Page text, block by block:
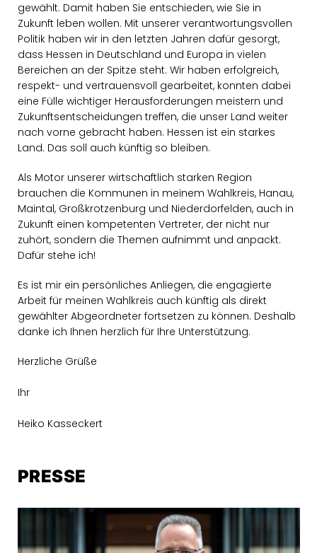
gewählt. Damit haben Sie entschieden, wie Sie in
Zukunft leben wollen. Mit unserer verantwortungsvollen
Politik haben wir in den letzten Jahren dafür gesorgt,
dass Hessen in Deutschland und Europa in vielen
Bereichen an der Spitze steht. Wir haben erfolgreich,
respekt- und vertrauensvoll gearbeitet, konnten dabei
eine Fülle wichtiger Herausforderungen meistern und
Zukunftsentscheidungen treffen, die unser Land weiter
nach vorne gebracht haben. Hessen ist ein starkes
Land. Das soll auch künftig so bleiben.
Als Motor unserer wirtschaftlich starken Region
brauchen die Kommunen in meinem Wahlkreis, Hanau,
Maintal, Großkrotzenburg und Niederdorfelden, auch in
Zukunft einen kompetenten Vertreter, der nicht nur
zuhört, sondern die Themen aufnimmt und anpackt.
Dafür stehe ich!
Es ist mir ein persönliches Anliegen, die engagierte
Arbeit für meinen Wahlkreis auch künftig als direkt
gewählter Abgeordneter fortsetzen zu können. Deshalb
danke ich Ihnen herzlich für Ihre Unterstützung.
Herzliche Grüße
Ihr
Heiko Kasseckert
PRESSE